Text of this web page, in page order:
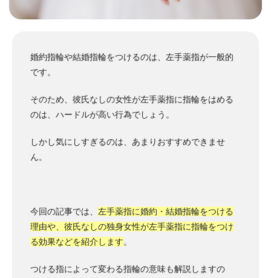
婚約指輪や結婚指輪をつけるのは、左手薬指が一般的
です。
そのため、彼氏なしの女性が左手薬指に指輪をはめる
のは、ハードルが高い行為でしょう。
しかし気にしすぎるのは、あまりおすすめできませ
ん。
今回の記事では、 左手薬指に婚約・結婚指輪をつける
理由や、彼氏なしの独身女性が左手薬指に指輪をつけ
る効果などを紹介します。
つける指によって変わる指輪の意味も解説しますの